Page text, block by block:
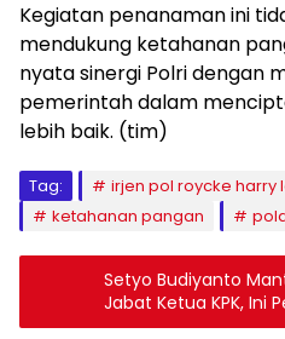
Kegiatan penanaman ini
mendukung ketahanan
nyata sinergi Polri dengan
pemerintah dalam
lebih baik. (tim)
Tag:
irjen pol roycke harry
ketahanan pangan
Setyo Budiyanto
Jabat Ketua KPK, Ini
Gemilangnya